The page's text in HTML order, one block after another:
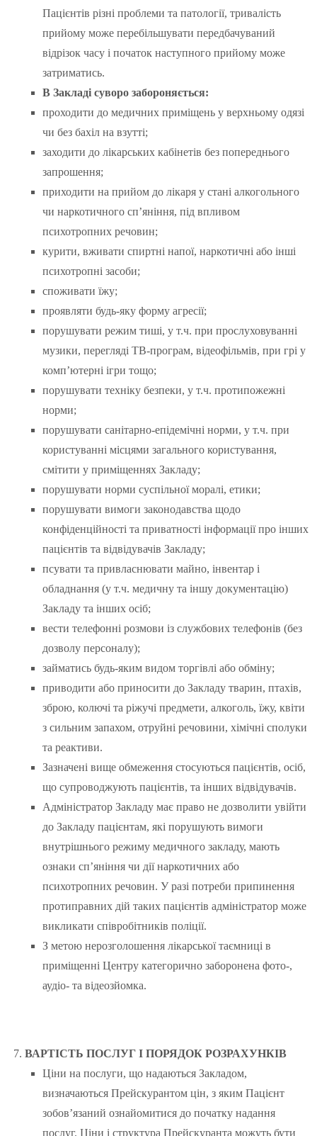
Пацієнтів різні проблеми та патології, тривалість
прийому може перебільшувати передбачуваний
відрізок часу і початок наступного прийому може
затриматись.
В Закладі суворо забороняється:
проходити до медичних приміщень у верхньому одязі
чи без бахіл на взутті;
заходити до лікарських кабінетів без попереднього
запрошення;
приходити на прийом до лікаря у стані алкогольного
чи наркотичного сп’яніння, під впливом
психотропних речовин;
курити, вживати спиртні напої, наркотичні або інші
психотропні засоби;
споживати їжу;
проявляти будь-яку форму агресії;
порушувати режим тиші, у т.ч. при прослуховуванні
музики, перегляді ТВ-програм, відеофільмів, при грі у
комп’ютерні ігри тощо;
порушувати техніку безпеки, у т.ч. протипожежні
норми;
порушувати санітарно-епідемічні норми, у т.ч. при
користуванні місцями загального користування,
смітити у приміщеннях Закладу;
порушувати норми суспільної моралі, етики;
порушувати вимоги законодавства щодо
конфіденційності та приватності інформації про інших
пацієнтів та відвідувачів Закладу;
псувати та привласнювати майно, інвентар і
обладнання (у т.ч. медичну та іншу документацію)
Закладу та інших осіб;
вести телефонні розмови із службових телефонів (без
дозволу персоналу);
займатись будь-яким видом торгівлі або обміну;
приводити або приносити до Закладу тварин, птахів,
зброю, колючі та ріжучі предмети, алкоголь, їжу, квіти
з сильним запахом, отруйні речовини, хімічні сполуки
та реактиви.
Зазначені вище обмеження стосуються пацієнтів, осіб,
що супроводжують пацієнтів, та інших відвідувачів.
Адміністратор Закладу має право не дозволити увійти
до Закладу пацієнтам, які порушують вимоги
внутрішнього режиму медичного закладу, мають
ознаки сп’яніння чи дії наркотичних або
психотропних речовин. У разі потреби припинення
протиправних дій таких пацієнтів адміністратор може
викликати співробітників поліції.
З метою нерозголошення лікарської таємниці в
приміщенні Центру категорично заборонена фото-,
аудіо- та відеозйомка.
ВАРТІСТЬ ПОСЛУГ І ПОРЯДОК РОЗРАХУНКІВ
Ціни на послуги, що надаються Закладом,
визначаються Прейскурантом цін, з яким Пацієнт
зобов’язаний ознайомитися до початку надання
послуг. Ціни і структура Прейскуранта можуть бути